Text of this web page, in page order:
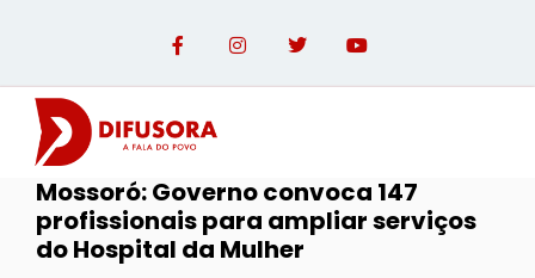
Mossoró: Governo convoca 147
profissionais para ampliar serviços
do Hospital da Mulher